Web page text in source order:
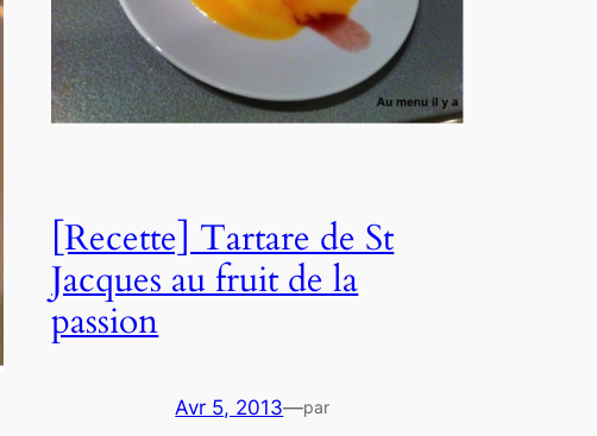
[Recette] Tartare de St
Jacques au fruit de la
passion
Avr 5, 2013—par